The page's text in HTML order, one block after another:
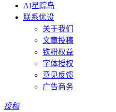
AI星踪岛
联系优设
关于我们
文章投稿
铁粉权益
字体授权
意见反馈
广告商务
投稿